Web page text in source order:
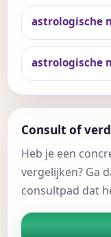
astrologische
astrologische
Consult of
Heb je een
vergelijken? Ga
consultpad dat